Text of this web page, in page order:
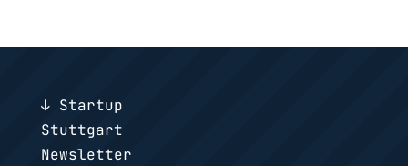
↓ Startup
Stuttgart
Newsletter